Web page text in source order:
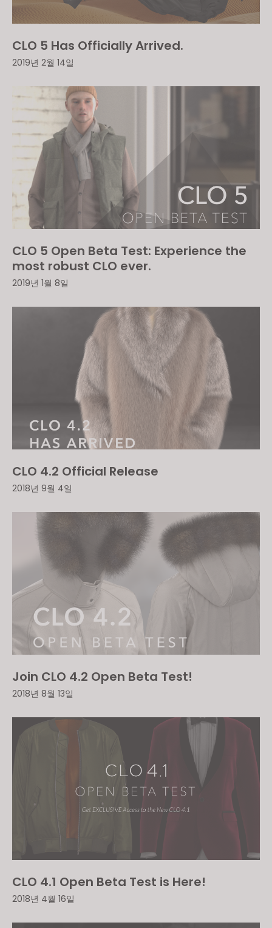
CLO 5 Has Officially Arrived.
2019년 2월 14일
CLO 5 Open Beta Test: Experience the
most robust CLO ever.
2019년 1월 8일
CLO 4.2 Official Release
2018년 9월 4일
Join CLO 4.2 Open Beta Test!
2018년 8월 13일
CLO 4.1 Open Beta Test is Here!
2018년 4월 16일